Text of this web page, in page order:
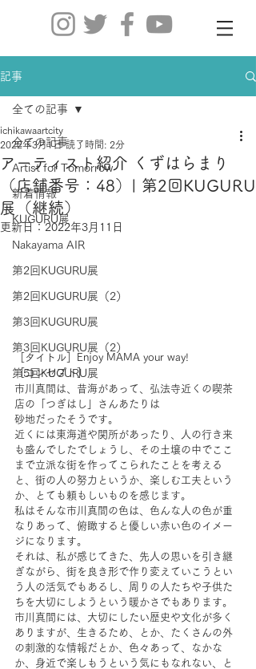
記事
全ての記事
Artist for Tomorrow
新着情報
KUGURU展
Nakayama AIR
第2回KUGURU展
第2回KUGURU展（2）
第3回KUGURU展
第3回KUGURU展（2）
第5回KUGURU展
全ての記事
アーティスト紹介 くずはらまり
（店舗番号：48）| 第2回KUGURU
展（継続）
ichikawaartcity
2022年3月1日 読了時間: 2分
更新日：2022年3月11日
［タイトル］Enjoy MAMA your way!
［コンセプト］
市川真間は、昔海があって、弘法寺近くの喫茶
店の「つぎはし」さんあたりは
砂地だったそうです。
近くには東海道や関所があったり、人の行き来
も盛んでしたでしょうし、その土壌の中でここ
まで立派な街を作ってこられたことを考える
と、街の人の努力というか、楽しむ工夫という
か、とても頼もしいものを感じます。
私はそんな市川真間の色は、色んな人の色が重
なりあって、俯瞰すると優しい赤い色のイメー
ジになります。
それは、私が感じてきた、先人の思いを引き継
ぎながら、街を良き形で作り変えていこうとい
う人の活気でもあるし、周りの人たちや子供た
ちを大切にしようという暖かさでもあります。
市川真間には、大切にしたい歴史や文化が多く
ありますが、生きるため、とか、たくさんの外
の刺激的な情報だとか、色々あって、なかな
か、身近で楽しもうという気にもなれない、と